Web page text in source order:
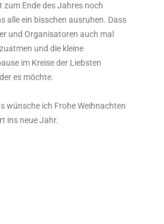
zum Ende des Jahres noch
alle ein bisschen ausruhen. Dass
und Organisatoren auch mal
und die kleine
im Kreise der Liebsten
es möchte.
wünsche ich Frohe Weihnachten
ins neue Jahr.